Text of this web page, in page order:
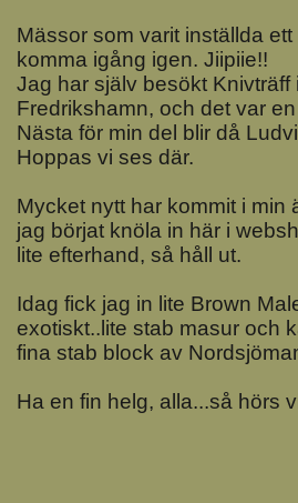
Mässor som varit inställda ett
komma igång igen. Jiipiie!!
Jag har själv besökt Knivträff
Fredrikshamn, och det var
Nästa för min del blir då
Hoppas vi ses där.
Mycket nytt har kommit i min
jag börjat knöla in här i
lite efterhand, så håll ut.
Idag fick jag in lite Brown
exotiskt..lite stab masur och
fina stab block av
Ha en fin helg, alla...så hörs